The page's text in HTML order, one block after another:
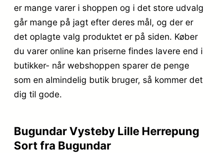
er mange varer i shoppen og i det store udvalg
går mange på jagt efter deres mål, og der er
det oplagte valg produktet er på siden. Køber
du varer online kan priserne findes lavere end i
butikker- når webshoppen sparer de penge
som en almindelig butik bruger, så kommer det
dig til gode.
Bugundar Vysteby Lille Herrepung
Sort fra Bugundar